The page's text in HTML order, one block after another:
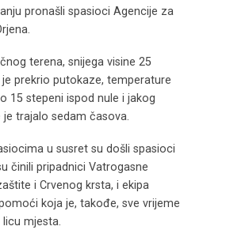
pronašli spasioci Agencije za
terena, snijega visine 25
prekrio putokaze, temperature
15 stepeni ispod nule i jakog
trajalo sedam časova.
u susret su došli spasioci
činili pripadnici Vatrogasne
i Crvenog krsta, i ekipa
koja je, takođe, sve vrijeme
mjesta.